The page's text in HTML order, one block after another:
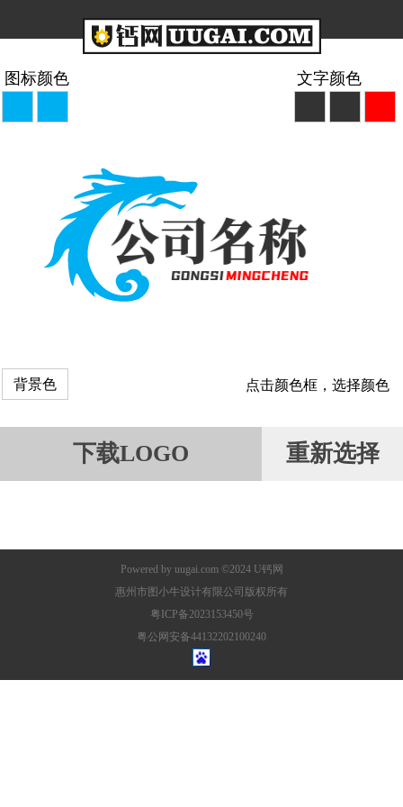
下载LOGO 重新选择
Powered by uugai.com©2024 U钙网
惠州市图小牛设计有限公司版权所有
粤ICP备2023153450号
粤公网安备44132202100240